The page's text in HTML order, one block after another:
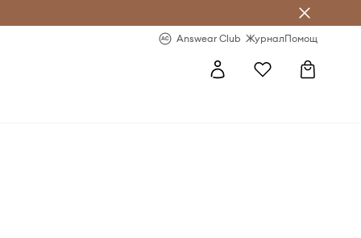
Answear Club ЖурналПомощ